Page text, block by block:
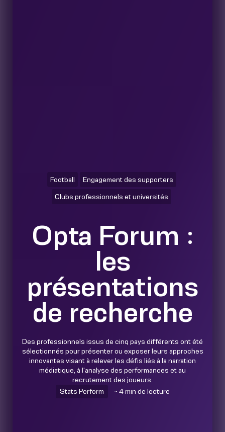
Football Engagement des supporters
Clubs professionnels et universités
Opta Forum :
les
présentations
de recherche
Des professionnels issus de cinq pays différents ont été
sélectionnés pour présenter ou exposer leurs approches
innovantes visant à relever les défis liés à la narration
médiatique, à l'analyse des performances et au
recrutement des joueurs.
Stats Perform
~ 4 min de lecture